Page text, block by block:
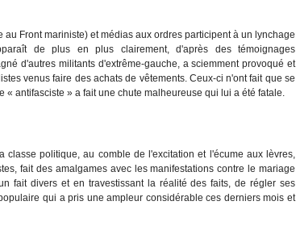
au Front mariniste) et médias aux ordres participent à un lynchage
de plus en plus clairement, d'après des témoignages
d'autres militants d'extrême-gauche, a sciemment provoqué et
venus faire des achats de vêtements. Ceux-ci n'ont fait que se
« antifasciste » a fait une chute malheureuse qui lui a été fatale.
classe politique, au comble de l'excitation et l'écume aux lèvres,
fait des amalgames avec les manifestations contre le mariage
fait divers et en travestissant la réalité des faits, de régler ses
qui a pris une ampleur considérable ces derniers mois et